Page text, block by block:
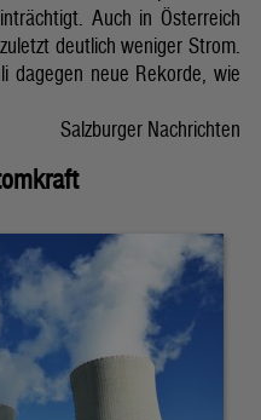
Auch in Österreich
deutlich weniger Strom.
dagegen neue Rekorde, wie
Salzburger Nachrichten